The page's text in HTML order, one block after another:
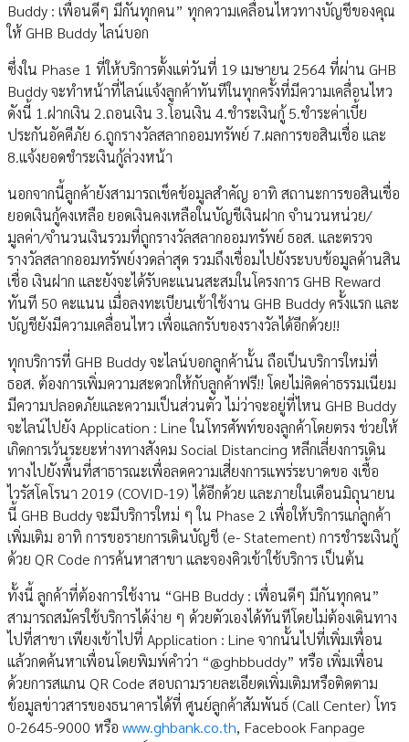
Buddy : เพื่อนดีๆ มีกันทุกคน” ทุกความเคลื่อนไหวทางบัญชีของคุณ
ให้ GHB Buddy ไลน์บอก
ซึ่งใน Phase 1 ที่ให้บริการตั้งแต่วันที่ 19 เมษายน 2564 ที่ผ่าน GHB
Buddy จะทำหน้าที่ไลน์แจ้งลูกค้าทันทีในทุกครั้งที่มีความเคลื่อนไหว
ดังนี้ 1.ฝากเงิน 2.ถอนเงิน 3.โอนเงิน 4.ชำระเงินกู้ 5.ชำระค่าเบี้ย
ประกันอัคคีภัย 6.ถูกรางวัลสลากออมทรัพย์ 7.ผลการขอสินเชื่อ และ
8.แจ้งยอดชำระเงินกู้ล่วงหน้า
นอกจากนี้ลูกค้ายังสามารถเช็คข้อมูลสำคัญ อาทิ สถานะการขอสินเชื่อ
ยอดเงินกู้คงเหลือ ยอดเงินคงเหลือในบัญชีเงินฝาก จำนวนหน่วย/
มูลค่า/จำนวนเงินรวมที่ถูกรางวัลสลากออมทรัพย์ ธอส. และตรวจ
รางวัลสลากออมทรัพย์งวดล่าสุด รวมถึงเชื่อมไปยังระบบข้อมูลด้านสิน
เชื่อ เงินฝาก และยังจะได้รับคะแนนสะสมในโครงการ GHB Reward
ทันที 50 คะแนน เมื่อลงทะเบียนเข้าใช้งาน GHB Buddy ครั้งแรก และ
บัญชียังมีความเคลื่อนไหว เพื่อแลกรับของรางวัลได้อีกด้วย!!
ทุกบริการที่ GHB Buddy จะไลน์บอกลูกค้านั้น ถือเป็นบริการใหม่ที่
ธอส. ต้องการเพิ่มความสะดวกให้กับลูกค้าฟรี!! โดยไม่คิดค่าธรรมเนียม
มีความปลอดภัยและความเป็นส่วนตัว ไม่ว่าจะอยู่ที่ไหน GHB Buddy
จะไลน์ไปยัง Application : Line ในโทรศัพท์ของลูกค้าโดยตรง ช่วยให้
เกิดการเว้นระยะห่างทางสังคม Social Distancing หลีกเลี่ยงการเดิน
ทางไปยังพื้นที่สาธารณะเพื่อลดความเสี่ยงการแพร่ระบาดขอ งเชื้อ
ไวรัสโคโรนา 2019 (COVID-19) ได้อีกด้วย และภายในเดือนมิถุนายน
นี้ GHB Buddy จะมีบริการใหม่ ๆ ใน Phase 2 เพื่อให้บริการแก่ลูกค้า
เพิ่มเติม อาทิ การขอรายการเดินบัญชี (e- Statement) การชำระเงินกู้
ด้วย QR Code การค้นหาสาขา และจองคิวเข้าใช้บริการ เป็นต้น
ทั้งนี้ ลูกค้าที่ต้องการใช้งาน “GHB Buddy : เพื่อนดีๆ มีกันทุกคน”
สามารถสมัครใช้บริการได้ง่าย ๆ ด้วยตัวเองได้ทันทีโดยไม่ต้องเดินทาง
ไปที่สาขา เพียงเข้าไปที่ Application : Line จากนั้นไปที่เพิ่มเพื่อน
แล้วกดค้นหาเพื่อนโดยพิมพ์คำว่า “@ghbbuddy” หรือ เพิ่มเพื่อน
ด้วยการสแกน QR Code สอบถามรายละเอียดเพิ่มเติมหรือติดตาม
ข้อมูลข่าวสารของธนาคารได้ที่ ศูนย์ลูกค้าสัมพันธ์ (Call Center) โทร
0-2645-9000 หรือ www.ghbank.co.th, Facebook Fanpage